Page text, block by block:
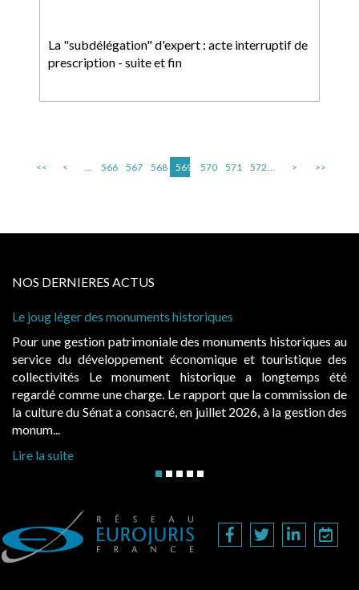
La "subdélégation" d'expert : acte interruptif de
prescription - suite et fin
<< < ... 566 567 568 569 570 571 572... > >>
NOS DERNIERES ACTUS
Le joug léger des monuments historiques
Pour une gestion patrimoniale des monuments historiques au
service du développement économique et touristique des
collectivités Le monument historique a longtemps été
regardé comme une charge. Le rapport que la commission de
la culture du Sénat a consacré, en juillet 2026, à la gestion des
monum...
Lire la suite